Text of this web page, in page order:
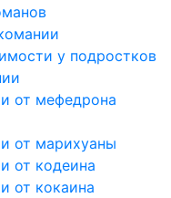
у подростков
от мефедрона
от марихуаны
от кодеина
от кокаина